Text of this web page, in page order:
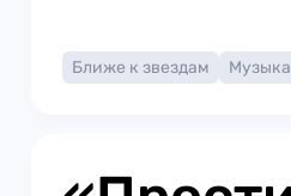
Ближе к звездам Музыка